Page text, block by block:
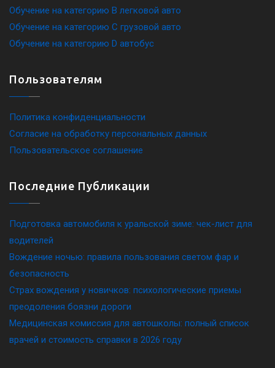
Обучение на категорию B легковой авто
Обучение на категорию C грузовой авто
Обучение на категорию D автобус
Пользователям
Политика конфиденциальности
Согласие на обработку персональных данных
Пользовательское соглашение
Последние Публикации
Подготовка автомобиля к уральской зиме: чек-лист для
водителей
Вождение ночью: правила пользования светом фар и
безопасность
Страх вождения у новичков: психологические приемы
преодоления боязни дороги
Медицинская комиссия для автошколы: полный список
врачей и стоимость справки в 2026 году